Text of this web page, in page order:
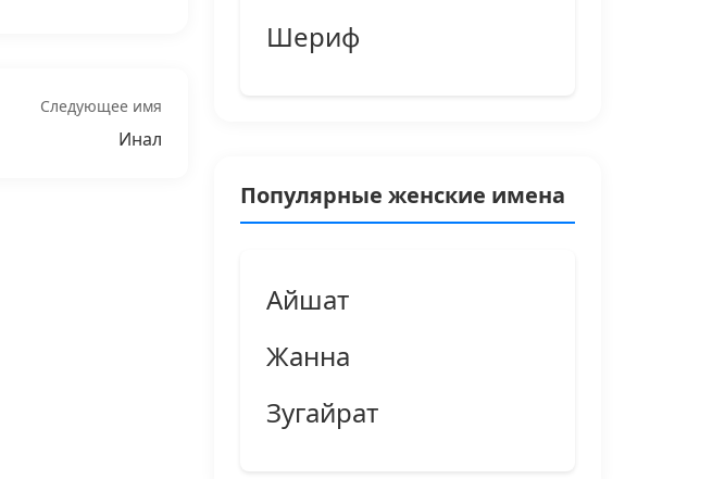
Следующее имя
Инал
Шериф
Популярные женские имена
Айшат
Жанна
Зугайрат